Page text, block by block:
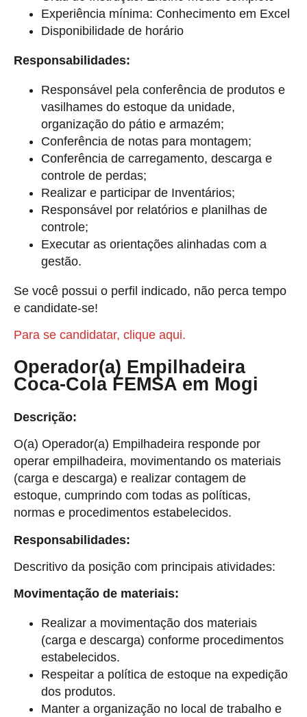
Experiência mínima: Conhecimento em Excel
Disponibilidade de horário
Responsabilidades:
Responsável pela conferência de produtos e
vasilhames do estoque da unidade,
organização do pátio e armazém;
Conferência de notas para montagem;
Conferência de carregamento, descarga e
controle de perdas;
Realizar e participar de Inventários;
Responsável por relatórios e planilhas de
controle;
Executar as orientações alinhadas com a
gestão.
Se você possui o perfil indicado, não perca tempo
e candidate-se!
Para se candidatar, clique aqui.
Operador(a) Empilhadeira
Coca-Cola FEMSA em Mogi
Descrição:
O(a) Operador(a) Empilhadeira responde por
operar empilhadeira, movimentando os materiais
(carga e descarga) e realizar contagem de
estoque, cumprindo com todas as políticas,
normas e procedimentos estabelecidos.
Responsabilidades:
Descritivo da posição com principais atividades:
Movimentação de materiais:
Realizar a movimentação dos materiais
(carga e descarga) conforme procedimentos
estabelecidos.
Respeitar a política de estoque na expedição
dos produtos.
Manter a organização no local de trabalho e